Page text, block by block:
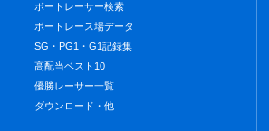
ボートレーサー検索
ボートレース場データ
SG・PG1・G1記録集
高配当ベスト10
優勝レーサー一覧
ダウンロード・他